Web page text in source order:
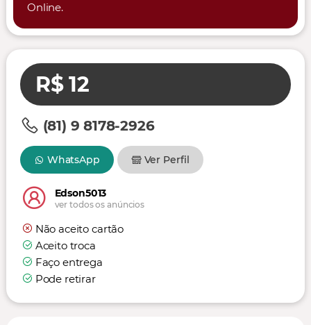
Online.
R$ 12
(81) 9 8178-2926
WhatsApp Ver Perfil
Edson5013
ver todos os anúncios
Não aceito cartão
Aceito troca
Faço entrega
Pode retirar